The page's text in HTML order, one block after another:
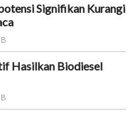
Signifikan Kurangi
Hasilkan Biodiesel